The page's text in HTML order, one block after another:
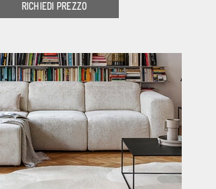
RICHIEDI PREZZO